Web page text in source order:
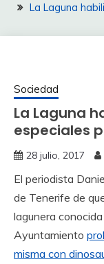
La Laguna
Sociedad
La Laguna
especiales
28 julio, 2017
El periodista
de Tenerife de
lagunera
Ayuntamiento
misma con